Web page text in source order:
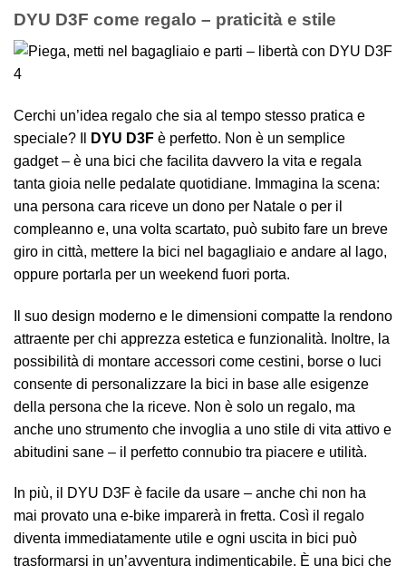
DYU D3F come regalo – praticità e stile
Cerchi un’idea regalo che sia al tempo stesso pratica e
speciale? Il
DYU D3F è perfetto. Non è un semplice
gadget – è una bici che facilita davvero la vita e regala
tanta gioia nelle pedalate quotidiane. Immagina la scena:
una persona cara riceve un dono per Natale o per il
compleanno e, una volta scartato, può subito fare un breve
giro in città, mettere la bici nel bagagliaio e andare al lago,
oppure portarla per un weekend fuori porta.
Il suo design moderno e le dimensioni compatte la rendono
attraente per chi apprezza estetica e funzionalità. Inoltre, la
possibilità di montare accessori come cestini, borse o luci
consente di personalizzare la bici in base alle esigenze
della persona che la riceve. Non è solo un regalo, ma
anche uno strumento che invoglia a uno stile di vita attivo e
abitudini sane – il perfetto connubio tra piacere e utilità.
In più, il DYU D3F è facile da usare – anche chi non ha
mai provato una e-bike imparerà in fretta. Così il regalo
diventa immediatamente utile e ogni uscita in bici può
trasformarsi in un’avventura indimenticabile. È una bici che